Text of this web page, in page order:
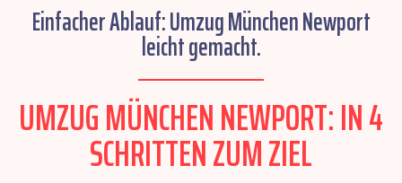
Einfacher Ablauf: Umzug München Newport
leicht gemacht.
UMZUG MÜNCHEN NEWPORT: IN 4
SCHRITTEN ZUM ZIEL